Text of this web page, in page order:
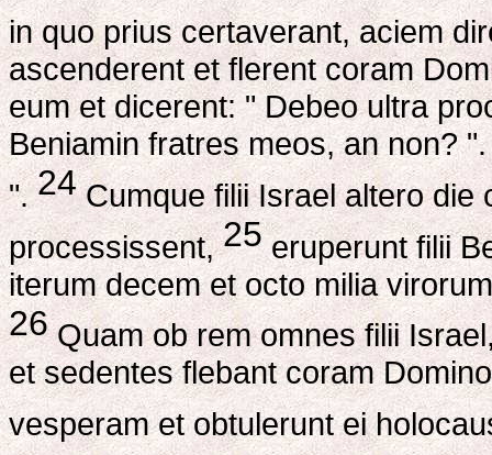
in quo prius certaverant, aciem
ascenderent et flerent coram
eum et dicerent: " Debeo ultra
Beniamin fratres meos, an non?
".24Cumque filii Israel altero die
processissent,25eruperunt filii
iterum decem et octo milia
26Quam ob rem omnes filii
et sedentes flebant coram
vesperam et obtulerunt ei